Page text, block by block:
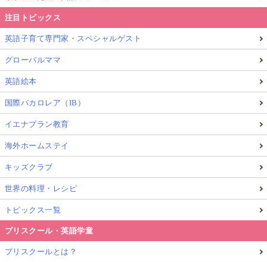
注目トピックス
英語子育て専門家・スペシャルゲスト
グローバルママ
英語絵本
国際バカロレア（IB）
イエナプラン教育
海外ホームステイ
キッズクラブ
世界の料理・レシピ
トピックス一覧
プリスクール・英語学童
プリスクールとは？